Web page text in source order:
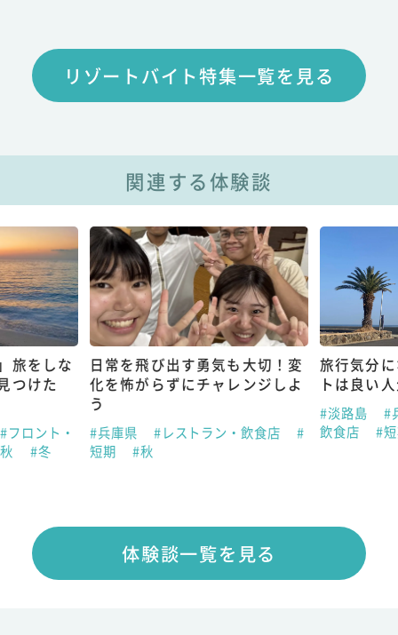
リゾートバイト特集一覧を見る
関連する体験談
旅をしな
つけた
#フロント・
#冬
日常を飛び出す勇気も大切！変
化を怖がらずにチャレンジしよ
う
#兵庫県 #レストラン・飲食店
#
短期
#秋
旅行気分
トは良い
#淡路島
#
飲食店
#
体験談一覧を見る